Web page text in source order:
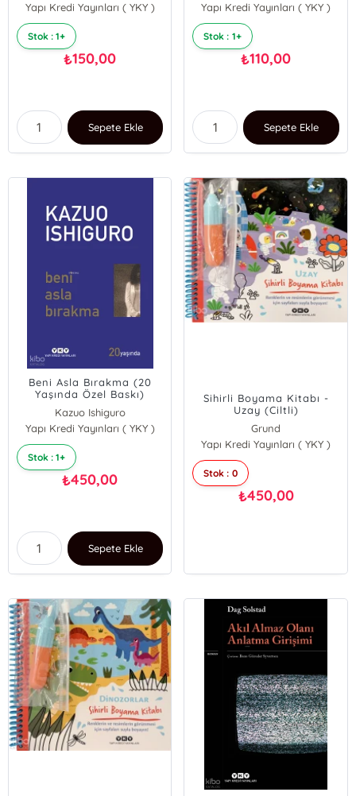
Yapı Kredi Yayınları ( YKY )
Stok : 1+
₺150,00
Sepete Ekle
Yapı Kredi Yayınları ( YKY )
Stok : 1+
₺110,00
Sepete Ekle
Beni Asla Bırakma (20
Yaşında Özel Baskı)
Kazuo Ishiguro
Yapı Kredi Yayınları ( YKY )
Stok : 1+
₺450,00
Sepete Ekle
Sihirli Boyama Kitabı -
Uzay (Ciltli)
Grund
Yapı Kredi Yayınları ( YKY )
Stok : 0
₺450,00